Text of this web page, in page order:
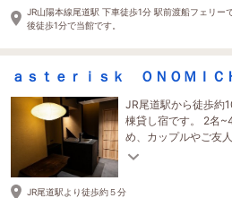
JR山陽本線尾道駅 下車徒歩1分 駅前渡船フェリー
後徒歩1分で当館です。
ａｓｔｅｒｉｓｋ ＯＮＯＭＩ
JR尾道駅から徒歩約
棟貸し宿です。 2名
め、カップルやご友
すめです。
JR尾道駅より徒歩約５分